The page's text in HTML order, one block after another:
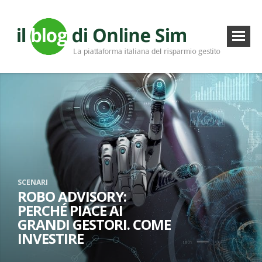
SCENARI
ROBO ADVISORY:
PERCHÉ PIACE AI
GRANDI GESTORI. COME
INVESTIRE